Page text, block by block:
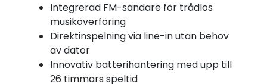
Integrerad FM-sändare för trådlös
musiköverföring
Direktinspelning via line-in utan behov
av dator
Innovativ batterihantering med upp till
26 timmars speltid